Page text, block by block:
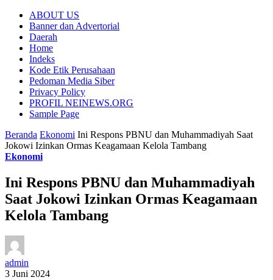
ABOUT US
Banner dan Advertorial
Daerah
Home
Indeks
Kode Etik Perusahaan
Pedoman Media Siber
Privacy Policy
PROFIL NEINEWS.ORG
Sample Page
Beranda Ekonomi Ini Respons PBNU dan Muhammadiyah Saat
Jokowi Izinkan Ormas Keagamaan Kelola Tambang
Ekonomi
Ini Respons PBNU dan Muhammadiyah
Saat Jokowi Izinkan Ormas Keagamaan
Kelola Tambang
admin
3 Juni 2024